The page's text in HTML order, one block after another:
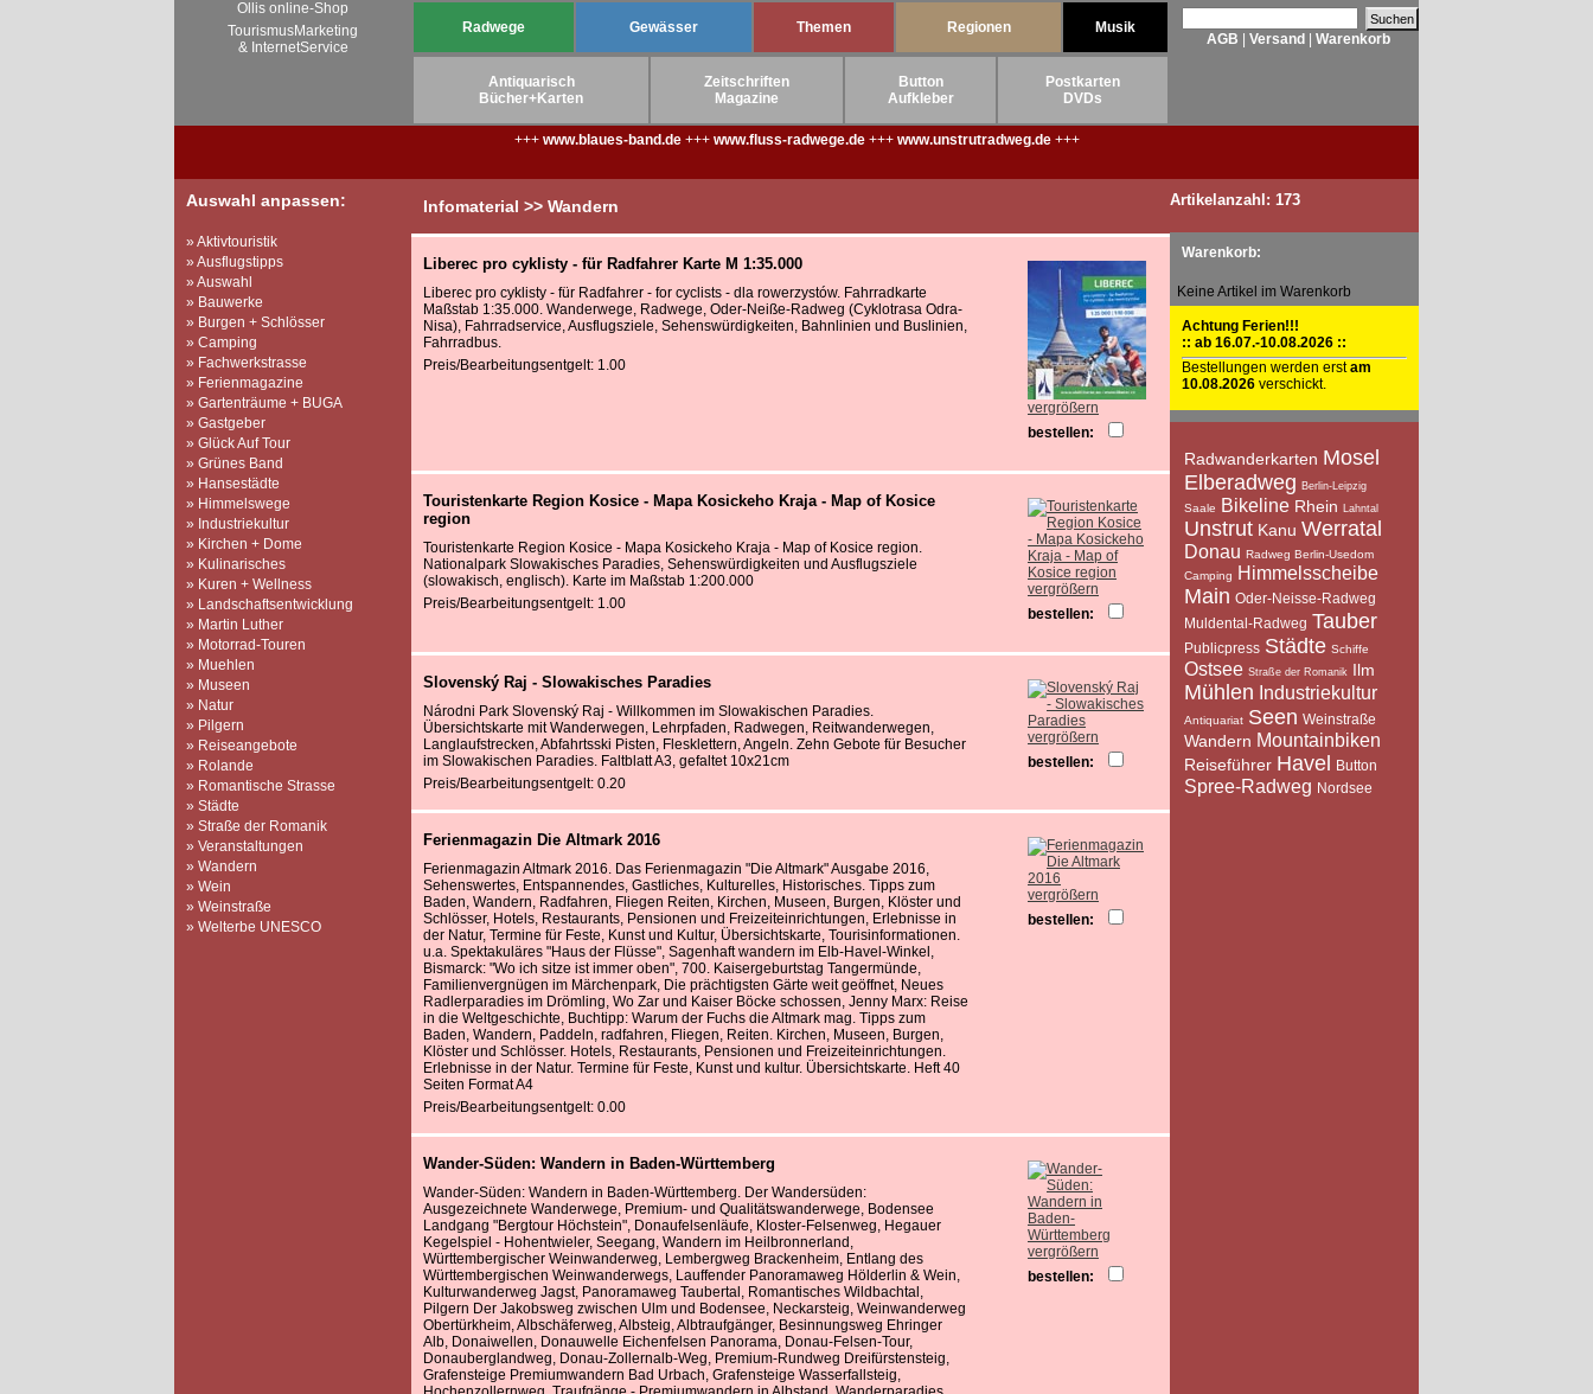
Ollis online-Shop
TourismusMarketing
& InternetService
Radwege Gewässer Themen Regionen Musik
Antiquarisch
Bücher+Karten
Zeitschriften
Magazine
Button
Aufkleber
Postkarten
DVDs
AGB Versand Warenkorb
+++ www.blaues-band.de+++ www.fluss-radwege.de+++ www.unstrutradweg.de+++
Auswahl anpassen:
» Aktivtouristik
» Ausflugstipps
» Auswahl
» Bauwerke
» Burgen + Schlösser
» Camping
» Fachwerkstrasse
» Ferienmagazine
» Gartenträume + BUGA
» Gastgeber
» Glück Auf Tour
» Grünes Band
» Hansestädte
» Himmelswege
» Industriekultur
» Kirchen + Dome
» Kulinarisches
» Kuren + Wellness
» Landschaftsentwicklung
» Martin Luther
» Motorrad-Touren
» Muehlen
» Museen
» Natur
» Pilgern
» Reiseangebote
» Rolande
» Romantische Strasse
» Städte
» Straße der Romanik
» Veranstaltungen
» Wandern
» Wein
» Weinstraße
» Welterbe UNESCO
Infomaterial >> Wandern
Liberec pro cyklisty - für Radfahrer Karte M 1:35.000
Liberec pro cyklisty - für Radfahrer - for cyclists - dla rowerzystów. Fahrradkarte
Maßstab 1:35.000. Wanderwege, Radwege, Oder-Neiße-Radweg (Cyklotrasa Odra-
Nisa), Fahrradservice, Ausflugsziele, Sehenswürdigkeiten, Bahnlinien und Buslinien,
Fahrradbus.
Preis/Bearbeitungsentgelt: 1.00
vergrößern
bestellen:
Touristenkarte Region Kosice - Mapa Kosickeho Kraja - Map of Kosice
region
Touristenkarte Region Kosice - Mapa Kosickeho Kraja - Map of Kosice region.
Nationalpark Slowakisches Paradies, Sehenswürdigkeiten und Ausflugsziele
(slowakisch, englisch). Karte im Maßstab 1:200.000
Preis/Bearbeitungsentgelt: 1.00
vergrößern
bestellen:
Slovenský Raj - Slowakisches Paradies
Národni Park Slovenský Raj - Willkommen im Slowakischen Paradies.
Übersichtskarte mit Wanderwegen, Lehrpfaden, Radwegen, Reitwanderwegen,
Langlaufstrecken, Abfahrtsski Pisten, Flesklettern, Angeln. Zehn Gebote für Besucher
im Slowakischen Paradies. Faltblatt A3, gefaltet 10x21cm
Preis/Bearbeitungsentgelt: 0.20
vergrößern
bestellen:
Ferienmagazin Die Altmark 2016
Ferienmagazin Altmark 2016. Das Ferienmagazin "Die Altmark" Ausgabe 2016,
Sehenswertes, Entspannendes, Gastliches, Kulturelles, Historisches. Tipps zum
Baden, Wandern, Radfahren, Fliegen Reiten, Kirchen, Museen, Burgen, Klöster und
Schlösser, Hotels, Restaurants, Pensionen und Freizeiteinrichtungen, Erlebnisse in
der Natur, Termine für Feste, Kunst und Kultur, Übersichtskarte, Tourisinformationen.
u.a. Spektakuläres "Haus der Flüsse", Sagenhaft wandern im Elb-Havel-Winkel,
Bismarck: "Wo ich sitze ist immer oben", 700. Kaisergeburtstag Tangermünde,
Familienvergnügen im Märchenpark, Die prächtigsten Gärte weit geöffnet, Neues
Radlerparadies im Drömling, Wo Zar und Kaiser Böcke schossen, Jenny Marx: Reise
in die Weltgeschichte, Buchtipp: Warum der Fuchs die Altmark mag. Tipps zum
Baden, Wandern, Paddeln, radfahren, Fliegen, Reiten. Kirchen, Museen, Burgen,
Klöster und Schlösser. Hotels, Restaurants, Pensionen und Freizeiteinrichtungen.
Erlebnisse in der Natur. Termine für Feste, Kunst und kultur. Übersichtskarte. Heft 40
Seiten Format A4
Preis/Bearbeitungsentgelt: 0.00
vergrößern
bestellen:
Wander-Süden: Wandern in Baden-Württemberg
Wander-Süden: Wandern in Baden-Württemberg. Der Wandersüden:
Ausgezeichnete Wanderwege, Premium- und Qualitätswanderwege, Bodensee
Landgang "Bergtour Höchstein", Donaufelsenläufe, Kloster-Felsenweg, Hegauer
Kegelspiel - Hohentwieler, Seegang, Wandern im Heilbronnerland,
Württembergischer Weinwanderweg, Lembergweg Brackenheim, Entlang des
Württembergischen Weinwanderwegs, Lauffender Panoramaweg Hölderlin & Wein,
Kulturwanderweg Jagst, Panoramaweg Taubertal, Romantisches Wildbachtal,
Pilgern Der Jakobsweg zwischen Ulm und Bodensee, Neckarsteig, Weinwanderweg
Obertürkheim, Albschäferweg, Albsteig, Albtraufgänger, Besinnungsweg Ehringer
Alb, Donaiwellen, Donauwelle Eichenfelsen Panorama, Donau-Felsen-Tour,
Donauberglandweg, Donau-Zollernalb-Weg, Premium-Rundweg Dreifürstensteig,
Grafensteige Premiumwandern Bad Urbach, Grafensteige Wasserfallsteig,
vergrößern
bestellen:
Artikelanzahl: 173
Warenkorb:
Keine Artikel im Warenkorb
Achtung Ferien!!!
:: ab 16.07.-10.08.2026 ::
Bestellungen werden erstam
10.08.2026 verschickt.
Radwanderkarten Mosel
Elberadweg Berlin-Leipzig
Saale Bikeline Rhein Lahntal
Unstrut Kanu Werratal
Donau Radweg Berlin-Usedom
Camping
Himmelsscheibe
Main Oder-Neisse-Radweg
Muldental-Radweg Tauber
Publicpress Städte Schiffe
Ostsee Straße der Romanik Ilm
Mühlen Industriekultur
Antiquariat Seen Weinstraße
Wandern Mountainbiken
Reiseführer Havel Button
Spree-Radweg Nordsee